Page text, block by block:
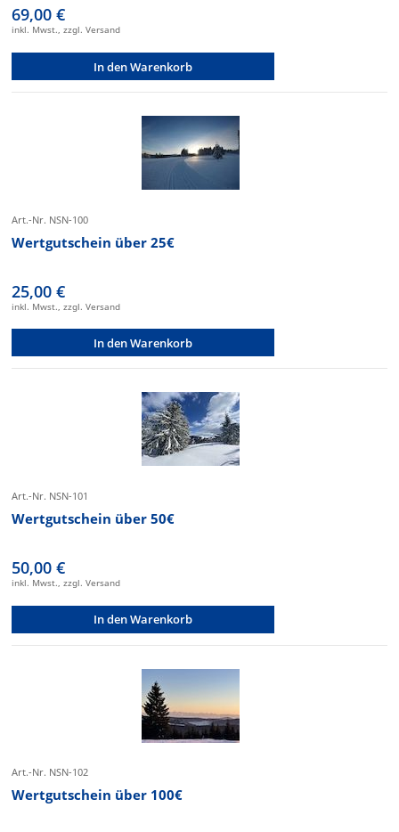
69,00 €
inkl. Mwst., zzgl. Versand
In den Warenkorb
Art.-Nr. NSN-100
Wertgutschein über 25€
25,00 €
inkl. Mwst., zzgl. Versand
In den Warenkorb
Art.-Nr. NSN-101
Wertgutschein über 50€
50,00 €
inkl. Mwst., zzgl. Versand
In den Warenkorb
Art.-Nr. NSN-102
Wertgutschein über 100€